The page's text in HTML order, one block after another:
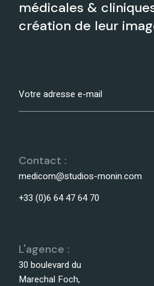
médicales &
création de leur
Contact :
medicom@studios-monin.com
+33 (0)6 64 47 64 70
L'agence :
30 boulevard du
Marechal Foch,